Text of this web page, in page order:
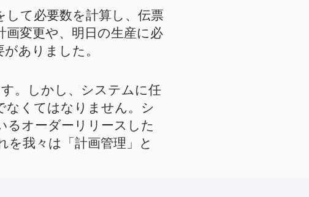
て必要数を計算し、伝票
変更や、明日の生産に必
ありました。
。しかし、システムに任
なくてはなりません。シ
るオーダーリリースした
我々は「計画管理」と